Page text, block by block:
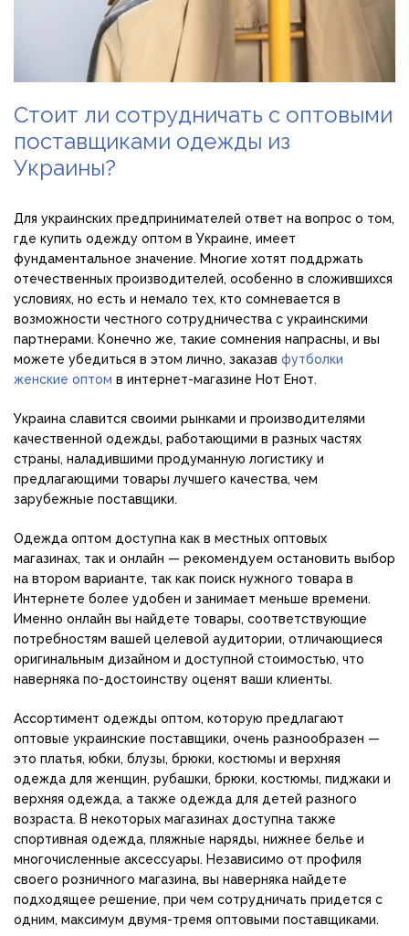
Стоит ли сотрудничать с оптовыми
поставщиками одежды из
Украины?
Для украинских предпринимателей ответ на вопрос о том,
где купить одежду оптом в Украине, имеет
фундаментальное значение. Многие хотят поддржать
отечественных производителей, особенно в сложившихся
условиях, но есть и немало тех, кто сомневается в
возможности честного сотрудничества с украинскими
партнерами. Конечно же, такие сомнения напрасны, и вы
можете убедиться в этом лично, заказав футболки
женские оптом в интернет-магазине Нот Енот.
Украина славится своими рынками и производителями
качественной одежды, работающими в разных частях
страны, наладившими продуманную логистику и
предлагающими товары лучшего качества, чем
зарубежные поставщики.
Одежда оптом доступна как в местных оптовых
магазинах, так и онлайн — рекомендуем остановить выбор
на втором варианте, так как поиск нужного товара в
Интернете более удобен и занимает меньше времени.
Именно онлайн вы найдете товары, соответствующие
потребностям вашей целевой аудитории, отличающиеся
оригинальным дизайном и доступной стоимостью, что
наверняка по-достоинству оценят ваши клиенты.
Ассортимент одежды оптом, которую предлагают
оптовые украинские поставщики, очень разнообразен —
это платья, юбки, блузы, брюки, костюмы и верхняя
одежда для женщин, рубашки, брюки, костюмы, пиджаки и
верхняя одежда, а также одежда для детей разного
возраста. В некоторых магазинах доступна также
спортивная одежда, пляжные наряды, нижнее белье и
многочисленные аксессуары. Независимо от профиля
своего розничного магазина, вы наверняка найдете
подходящее решение, при чем сотрудничать придется с
одним, максимум двумя-тремя оптовыми поставщиками.